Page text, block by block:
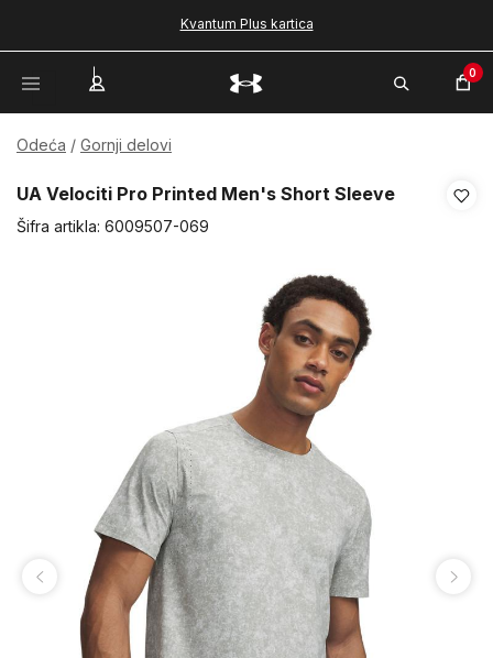
Kvantum Plus kartica
0
Odeća Gornji delovi
UA Velociti Pro Printed Men's Short Sleeve
Šifra artikla: 6009507-069